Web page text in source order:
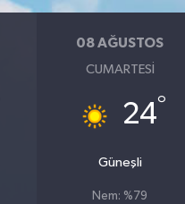
08 AĞUSTOS
CUMARTESI
24°
Güneşli
Nem: %79